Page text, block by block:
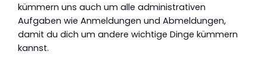
kümmern uns auch um alle administrativen
Aufgaben wie Anmeldungen und Abmeldungen,
damit du dich um andere wichtige Dinge kümmern
kannst.